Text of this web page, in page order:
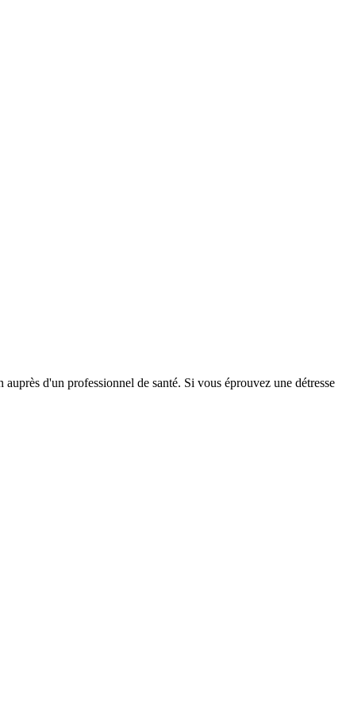
d'un professionnel de santé. Si vous éprouvez une détresse